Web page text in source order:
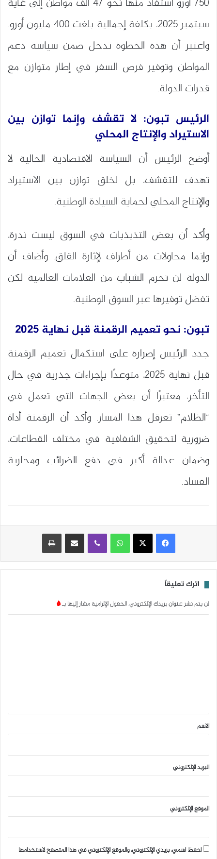
750 أورو استفاد منها نحو 47 ألف مواطن إلى غاية
سبتمبر 2025، بكلفة إجمالية بلغت 400 مليون أورو.
واعتبر أن هذه الخطوة تدخل ضمن سياسة دعم
المواطن وتوفير فرص السفر في إطار متوازن مع
قدرات الدولة.
الرئيس تبون: لا تقشف وإنما توازن بين
الاستيراد والإنتاج المحلي
أوضح الرئيس أن السياسة الاقتصادية الحالية لا
تهدف للتقشف، بل لخلق توازن بين الاستيراد
والإنتاج المحلي لحماية السيادة الوطنية.
وأكد أن بعض التذبذبات في السوق ليست ندرة،
وإنما محاولات من أطراف لإثارة القلق. وأضاف أن
الدولة لن تحرم الشباب من العلامات العالمية لكن
تفضل توفيرها عبر السوق الوطنية.
تبون: نحو تعميم الرقمنة قبل نهاية 2025
جدد الرئيس إصراره على استكمال تعميم الرقمنة
قبل نهاية 2025، متوعدًا بإجراءات جذرية في حال
التأخر، معتبرًا أن بعض الجهات التي تعمل في
“الظلام” تعرقل هذا المسار. وأكد أن الرقمنة أداة
ضرورية لتحقيق الشفافية في مختلف القطاعات،
وضمان عدالة أكبر في دفع الضرائب ومحاربة
الفساد.
واتساب مشاركة عبر البريد
اترك تعليقاً
لن يتم نشر عنوان بريدك الإلكتروني.الحقول الإلزامية مشار إليها بـ*
*
الاسم
البريد الإلكتروني
الموقع الإلكتروني
احفظ اسمي، بريدي الإلكتروني، والموقع الإلكتروني في هذا المتصفح لاستخدامها